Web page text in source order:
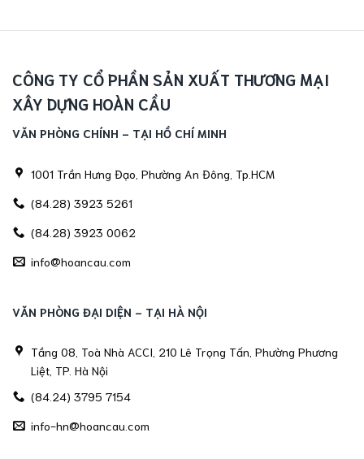
CÔNG TY CỔ PHẦN SẢN XUẤT THƯƠNG MẠI
XÂY DỰNG HOÀN CẦU
VĂN PHÒNG CHÍNH - TẠI HỒ CHÍ MINH
1001 Trần Hưng Đạo, Phường An Đông, Tp.HCM
(84.28) 3923 5261
(84.28) 3923 0062
info@hoancau.com
VĂN PHÒNG ĐẠI DIỆN - TẠI HÀ NỘI
Tầng 08, Toà Nhà ACCI, 210 Lê Trọng Tấn, Phường Phương
Liệt, TP. Hà Nội
(84.24) 3795 7154
info-hn@hoancau.com